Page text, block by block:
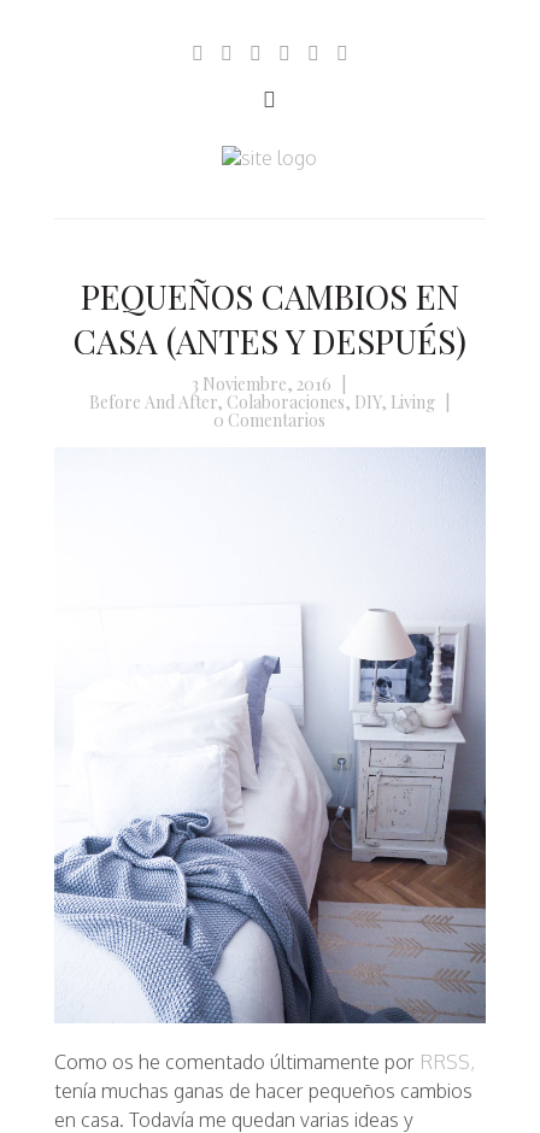
PEQUEÑOS CAMBIOS EN
CASA (ANTES Y DESPUÉS)
3 Noviembre, 2016
Before And After, Colaboraciones, DIY, Living
0 Comentarios
Como os he comentado últimamente por RRSS,
tenía muchas ganas de hacer pequeños cambios
en casa. Todavía me quedan varias ideas y